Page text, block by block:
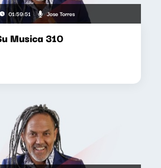
01:59:51 Jose Torres
Musica 310